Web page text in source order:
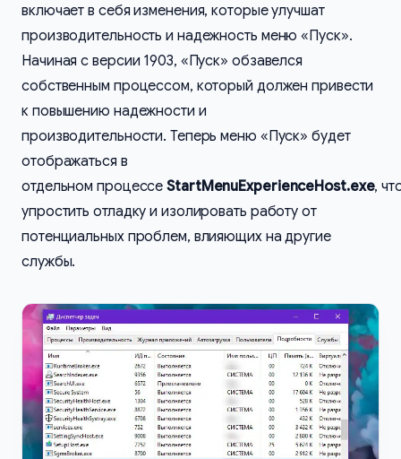
включает в себя изменения, которые улучшат
производительность и надежность меню «Пуск».
Начиная с версии 1903, «Пуск» обзавелся
собственным процессом, который должен привести
к повышению надежности и
производительности. Теперь меню «Пуск» будет
отображаться в
отдельном процессеStartMenuExperienceHost.exe,
упростить отладку и изолировать работу от
потенциальных проблем, влияющих на другие
службы.